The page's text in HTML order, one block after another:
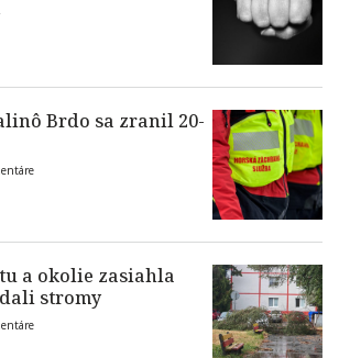
Brdo sa zranil 20-
a okolie zasiahla
stromy